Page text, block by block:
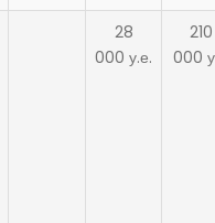
28
000 у.е.
210
000